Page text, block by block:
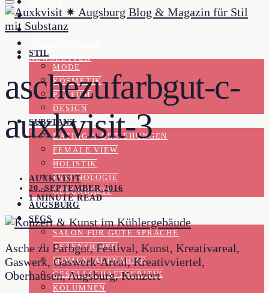
KOOPERATION
KONTAKT
NEWSLETTER
STIL
MODE
KOSMETIK
PARFUM
DESIGN
SUBSTANZ
DATING & BEZIEHUNGEN
FEMALE VIEW
HOLISTIK
PSYCHOLOGIE
GESUNDHEIT
AUGSBURG
SFGS
SALON FÜR GUTE SPRACHE
REZENSIONEN
MOMENTAUFNAHME
GESELLSCHAFTSKRITIK
KOLUMNEN
aschezufarbgut-c-
auxkvisit-3
AUXKVISIT
20. SEPTEMBER 2016
1 MINUTE READ
Asche zu Farbgut, Festival, Kunst, Kreativareal,
Gaswerk, Gaswerk-Areal, Kreativviertel,
Oberhausen, Augsburg, Konzert